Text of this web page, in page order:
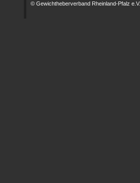
© Gewichtheberverband Rheinland-Pfalz e.V.